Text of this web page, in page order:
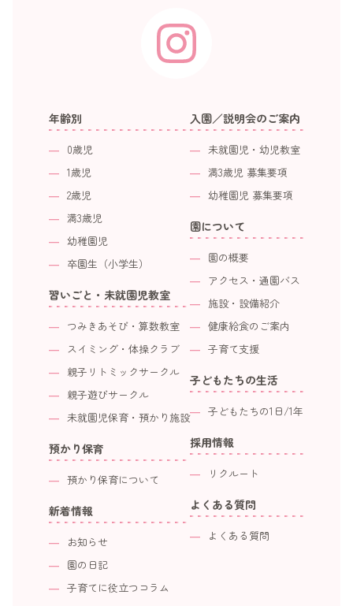
年齢別
0歳児
1歳児
2歳児
満3歳児
幼稚園児
卒園生（小学生）
習いごと・未就園児教室
つみきあそび・算数教室
スイミング・体操クラブ
親子リトミックサークル
親子遊びサークル
未就園児保育・預かり施設
預かり保育
預かり保育について
新着情報
お知らせ
園の日記
子育てに役立つコラム
入園／説明会のご案内
未就園児・幼児教室
満3歳児 募集要項
幼稚園児 募集要項
園について
園の概要
アクセス・通園バス
施設・設備紹介
健康給食のご案内
子育て支援
子どもたちの生活
子どもたちの1日/1年
採用情報
リクルート
よくある質問
よくある質問